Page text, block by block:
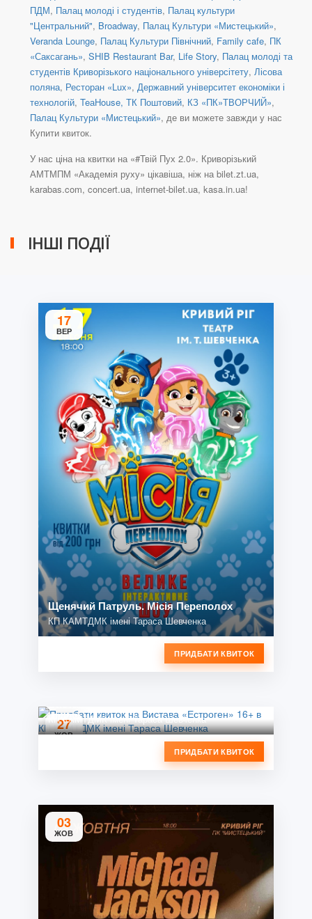
ПДМ, Палац молоді і студентів, Палац культури
"Центральний", Broadway, Палац Культури «Мистецький»,
Veranda Lounge, Палац Культури Північний, Family cafe, ПК
«Саксагань», SHIB Restaurant Bar, Life Story, Палац молоді та
студентів Криворізького національного універсітету, Лісова
поляна, Ресторан «Lux», Державний університет економіки і
технологій, TeаHouse, ТК Поштовий, КЗ «ПК»ТВОРЧИЙ»,
Палац Культури «Мистецький», де ви можете завжди у нас
Купити квиток.
У нас ціна на квитки на «#Твій Пух 2.0». Криворізький
АМТМПМ «Академія руху» цікавіша, ніж на bilet.zt.ua,
karabas.com, concert.ua, internet-bilet.ua, kasa.in.ua!
ІНШІ ПОДІЇ
17
ВЕР
Щенячий Патруль. Місія Переполох
КП КАМТДМК імені Тараса Шевченка
ПРИДБАТИ КВИТОК
27
ЖОВ
КП КАМТДМК імені Тараса Шевченка
ПРИДБАТИ КВИТОК
03
ЖОВ